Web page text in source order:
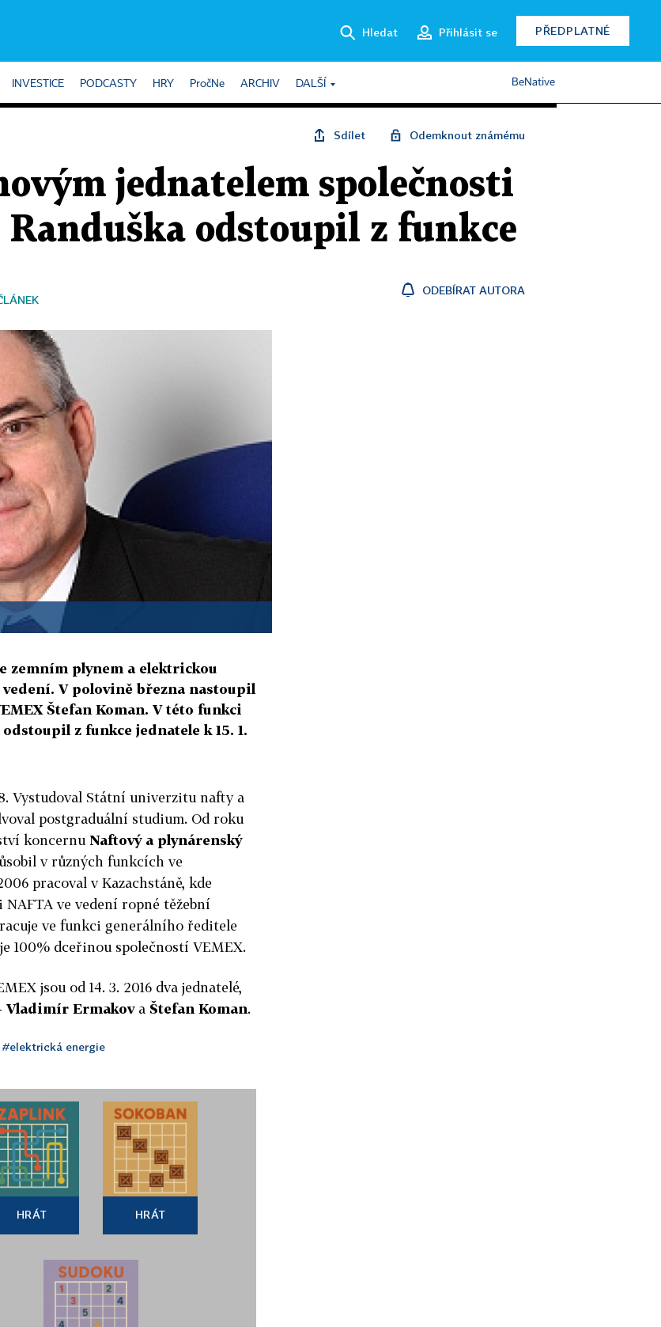
Hledat Přihlásit se PŘEDPLATNÉ
INVESTICE PODCASTY HRY PročNe ARCHIV DALŠÍ BeNative
Sdílet Odemknout známému
jednatelem společnosti
Randuška odstoupil z funkce
ODEBÍRAT AUTORA
zemním plynem a elektrickou
V polovině března nastoupil
Štefan Koman. V této funkci
z funkce jednatele k 15. 1.
Vystudoval Státní univerzitu nafty a
postgraduální studium. Od roku
koncernu Naftový a plynárenský
v různých funkcích ve
pracoval v Kazachstáně, kde
ve vedení ropné těžební
ve funkci generálního ředitele
100% dceřinou společností VEMEX.
jsou od 14. 3. 2016 dva jednatelé,
Vladimír Ermakova Štefan Koman.
#elektrická energie
HRÁT HRÁT